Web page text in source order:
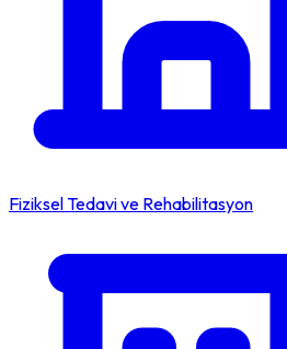
Fiziksel Tedavi ve Rehabilitasyon